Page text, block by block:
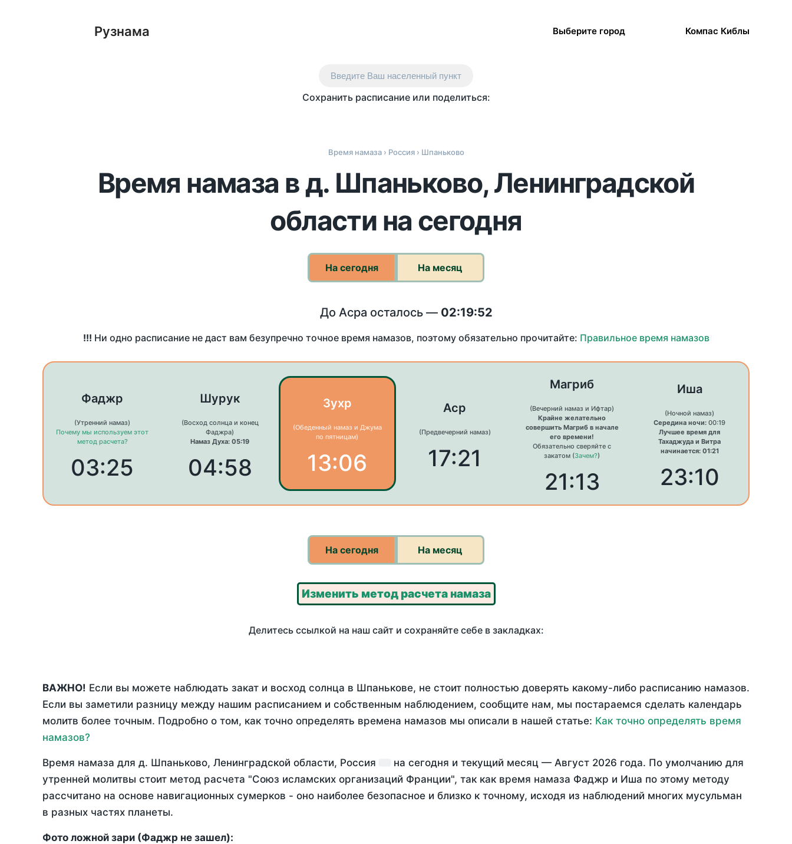
Рузнама Выберите город Компас Киблы
Введите Ваш населенный пункт
Сохранить расписание или поделиться:
Время намаза› Россия› Шпаньково
Время намаза в д. Шпаньково, Ленинградской
области на сегодня
На сегодня На месяц
До Асра осталось — 02:19:52
!!! Ни одно расписание не даст вам безупречно точное время намазов, поэтому обязательно прочитайте: Правильное время намазов
Фаджр
(Утренний намаз)
Почему мы используем этот
метод расчета?
03:25
Шурук
(Восход солнца и конец
Фаджра)
Намаз Духа: 05:19
04:58
Зухр
(Обеденный намаз и Джума
по пятницам)
13:06
Аср
(Предвечерний намаз)
17:21
Магриб
(Вечерний намаз и Ифтар)
Крайне желательно
совершить Магриб в начале
его времени!
Обязательно сверяйте с
закатом (Зачем?)
21:13
Иша
(Ночной намаз)
Середина ночи: 00:19
Лучшее время для
Тахаджуда и Витра
начинается: 01:21
23:10
На сегодня На месяц
Изменить метод расчета намаза
Делитесь ссылкой на наш сайт и сохраняйте себе в закладках:
ВАЖНО! Если вы можете наблюдать закат и восход солнца в Шпанькове, не стоит полностью доверять какому-либо расписанию намазов.
Если вы заметили разницу между нашим расписанием и собственным наблюдением, сообщите нам, мы постараемся сделать календарь
молитв более точным. Подробно о том, как точно определять времена намазов мы описали в нашей статье: Как точно определять время
намазов?
Время намаза для д. Шпаньково, Ленинградской области, Россия на сегодня и текущий месяц — Август 2026 года. По умолчанию для
утренней молитвы стоит метод расчета "Союз исламских организаций Франции", так как время намаза Фаджр и Иша по этому методу
рассчитано на основе навигационных сумерков - оно наиболее безопасное и близко к точному, исходя из наблюдений многих мусульман
в разных частях планеты.
Фото ложной зари (Фаджр не зашел):